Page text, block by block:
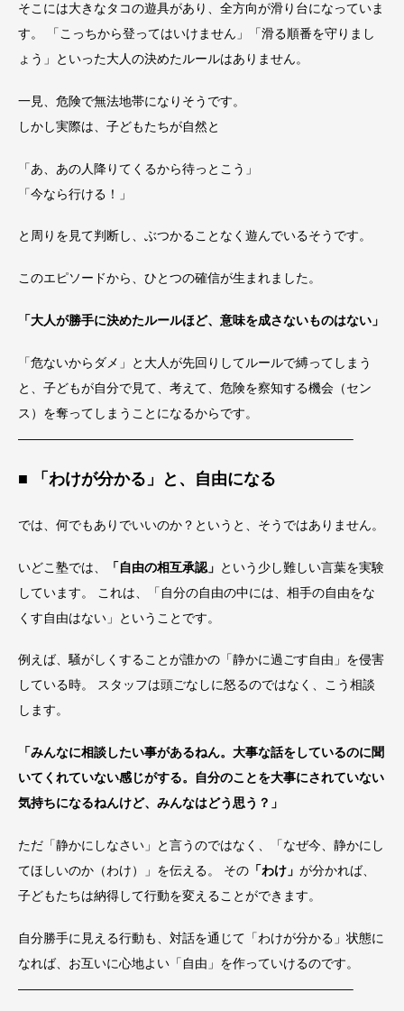
そこには大きなタコの遊具があり、全方向が滑り台になっていま
す。 「こっちから登ってはいけません」「滑る順番を守りまし
ょう」といった大人の決めたルールはありません。
一見、危険で無法地帯になりそうです。
しかし実際は、子どもたちが自然と
「あ、あの人降りてくるから待っとこう」
「今なら行ける！」
と周りを見て判断し、ぶつかることなく遊んでいるそうです。
このエピソードから、ひとつの確信が生まれました。
「大人が勝手に決めたルールほど、意味を成さないものはない」
「危ないからダメ」と大人が先回りしてルールで縛ってしまう
と、子どもが自分で見て、考えて、危険を察知する機会（セン
ス）を奪ってしまうことになるからです。
——————————————————————————–
■ 「わけが分かる」と、自由になる
では、何でもありでいいのか？というと、そうではありません。
いどこ塾では、 「自由の相互承認」 という少し難しい言葉を実験
しています。 これは、「自分の自由の中には、相手の自由をな
くす自由はない」ということです。
例えば、騒がしくすることが誰かの「静かに過ごす自由」を侵害
している時。 スタッフは頭ごなしに怒るのではなく、こう相談
します。
「みんなに相談したい事があるねん。大事な話をしているのに聞
いてくれていない感じがする。自分のことを大事にされていない
気持ちになるねんけど、みんなはどう思う？」
ただ「静かにしなさい」と言うのではなく、「なぜ今、静かにし
てほしいのか（わけ）」を伝える。 その 「わけ」 が分かれば、
子どもたちは納得して行動を変えることができます。
自分勝手に見える行動も、対話を通じて「わけが分かる」状態に
なれば、お互いに心地よい「自由」を作っていけるのです。
——————————————————————————–